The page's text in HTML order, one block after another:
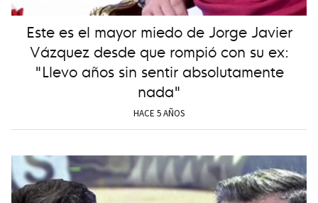
Este es el mayor miedo de Jorge Javier
Vázquez desde que rompió con su ex:
"Llevo años sin sentir absolutamente
nada"
HACE 5 AÑOS